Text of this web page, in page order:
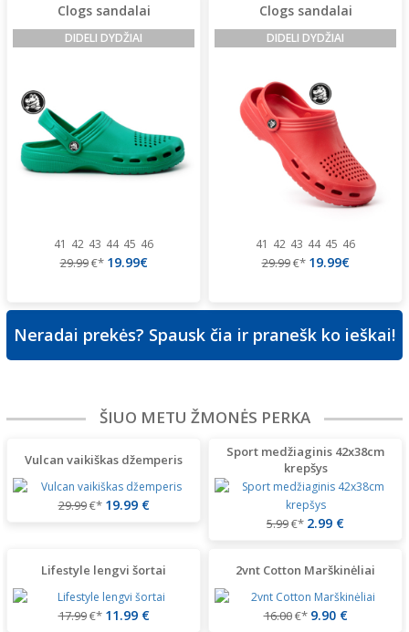
Clogs sandalai
DIDELI DYDŽIAI
41 42 43 44 45 46
29.99€* 19.99€
Clogs sandalai
DIDELI DYDŽIAI
41 42 43 44 45 46
29.99€* 19.99€
Neradai prekės? Spausk čia ir pranešk ko ieškai!
ŠIUO METU ŽMONĖS PERKA
Vulcan vaikiškas džemperis
29.99€* 19.99 €
Sport medžiaginis 42x38cm
krepšys
5.99€* 2.99 €
Lifestyle lengvi šortai
17.99€* 11.99 €
2vnt Cotton Marškinėliai
16.00€* 9.90 €